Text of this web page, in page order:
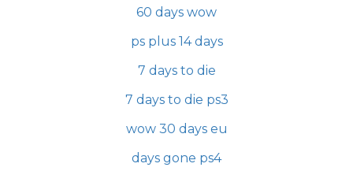
60 days wow
ps plus 14 days
7 days to die
7 days to die ps3
wow 30 days eu
days gone ps4